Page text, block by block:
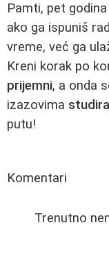
Pamti, pet
ako ga ispuniš
vreme, već ga
Kreni korak po
prijemni, a onda
izazovima
putu!
Komentari
Trenutno